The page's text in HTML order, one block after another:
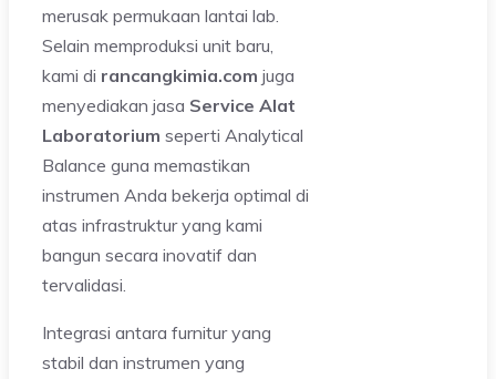
merusak permukaan lantai lab.
Selain memproduksi unit baru,
kami di rancangkimia.com juga
menyediakan jasa Service Alat
Laboratorium seperti Analytical
Balance guna memastikan
instrumen Anda bekerja optimal di
atas infrastruktur yang kami
bangun secara inovatif dan
tervalidasi.
Integrasi antara furnitur yang
stabil dan instrumen yang